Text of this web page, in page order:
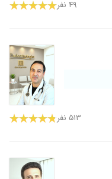
۴۹ نفر
۵۱۳ نفر